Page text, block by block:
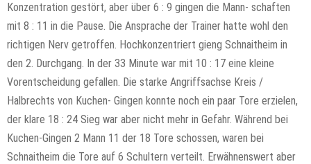
Konzentration gestört, aber über 6 : 9 gingen die Mann- schaften
mit 8 : 11 in die Pause. Die Ansprache der Trainer hatte wohl den
richtigen Nerv getroffen. Hochkonzentriert gieng Schnaitheim in
den 2. Durchgang. In der 33 Minute war mit 10 : 17 eine kleine
Vorentscheidung gefallen. Die starke Angriffsachse Kreis /
Halbrechts von Kuchen- Gingen konnte noch ein paar Tore erzielen,
der klare 18 : 24 Sieg war aber nicht mehr in Gefahr. Während bei
Kuchen-Gingen 2 Mann 11 der 18 Tore schossen, waren bei
Schnaitheim die Tore auf 6 Schultern verteilt. Erwähnenswert aber